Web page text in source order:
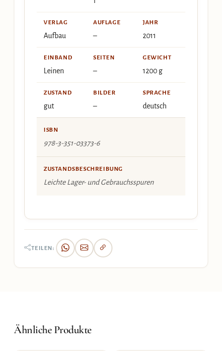
VERLAG
Aufbau
AUFLAGE
–
JAHR
2011
EINBAND
Leinen
SEITEN
–
GEWICHT
1200 g
ZUSTAND
gut
BILDER
–
SPRACHE
deutsch
ISBN
978-3-351-03373-6
ZUSTANDSBESCHREIBUNG
Leichte Lager- und Gebrauchsspuren
TEILEN:
Ähnliche Produkte